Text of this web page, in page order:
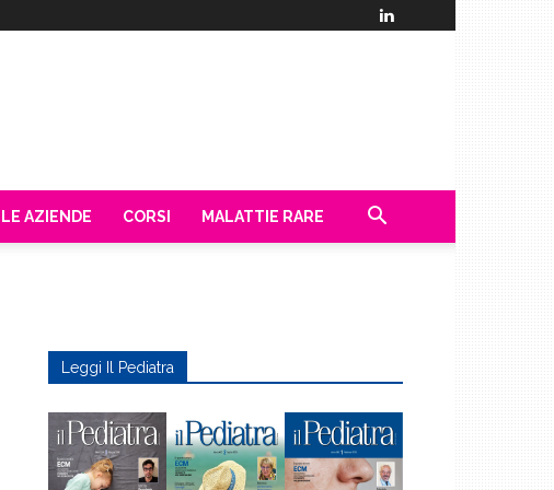
AZIENDE CORSI MALATTIE RARE
Leggi Il Pediatra